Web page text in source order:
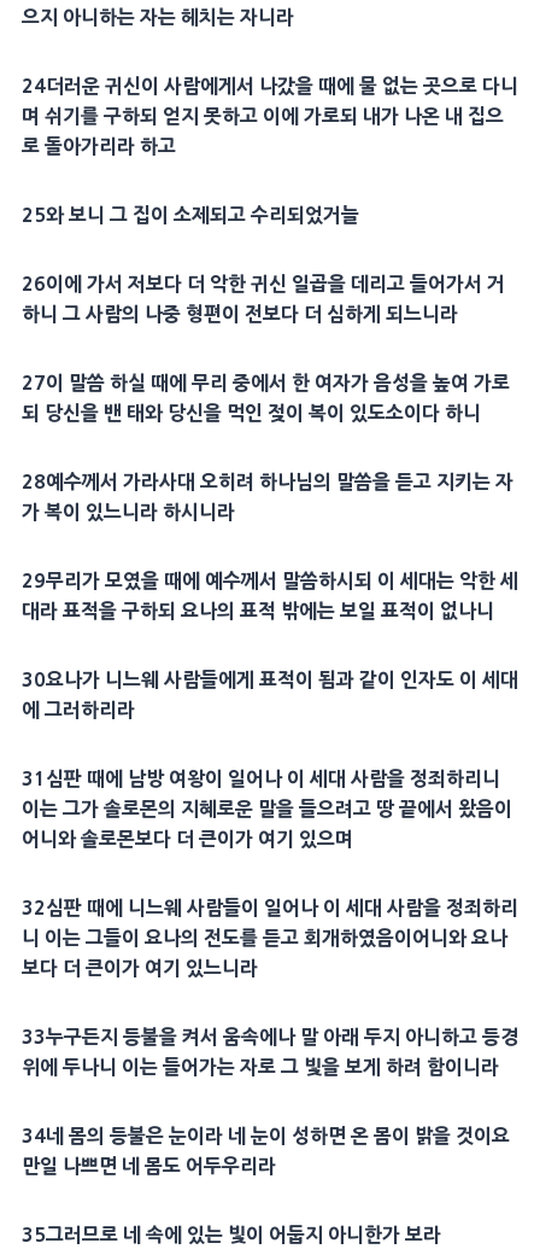
으지 아니하는 자는 헤치는 자니라
24더러운 귀신이 사람에게서 나갔을 때에 물 없는 곳으로 다니
며 쉬기를 구하되 얻지 못하고 이에 가로되 내가 나온 내 집으
로 돌아가리라 하고
25와 보니 그 집이 소제되고 수리되었거늘
26이에 가서 저보다 더 악한 귀신 일곱을 데리고 들어가서 거
하니 그 사람의 나중 형편이 전보다 더 심하게 되느니라
27이 말씀 하실 때에 무리 중에서 한 여자가 음성을 높여 가로
되 당신을 밴 태와 당신을 먹인 젖이 복이 있도소이다 하니
28예수께서 가라사대 오히려 하나님의 말씀을 듣고 지키는 자
가 복이 있느니라 하시니라
29무리가 모였을 때에 예수께서 말씀하시되 이 세대는 악한 세
대 라 표적을 구하되 요나의 표적 밖에는 보일 표적이 없나니
30요나가 니느웨 사람들에게 표적이 됨과 같이 인자도 이 세대
에 그러하리라
31 심판때에 남방여왕이 일어나 이 세대 사람을 정죄하리니
이는 그가 솔로몬의 지혜 로운 말을 들으려고 땅 끝에서 왔음이
어니와솔로몬보다 더 큰이가 여기 있으며
32심판때에 니느웨 사람들이 일어나 이 세대 사람을 정죄하리
니 이는 그들이 요나의 전도를 듣고 회개하였음이어니와요나
보다 더 큰이가 여기 있느니라
33누구든지 등불을 켜서 움속에나 말 아래 두지 아니하고 등경
위에 두나니 이는 들어가는 자로 그 빛을 보게 하려 함이니라
34네 몸의 등불은 눈이라 네 눈이 성하면 온 몸이 밝을 것이요
만일 나쁘면 네 몸도 어두우리라
35그러므로 네 속에 있는 빛이 어둡지 아니한가 보라